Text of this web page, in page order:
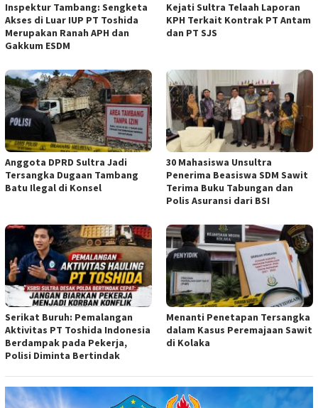
Inspektur Tambang: Sengketa
Akses di Luar IUP PT Toshida
Merupakan Ranah APH dan
Gakkum ESDM
Kejati Sultra Telaah Laporan
KPH Terkait Kontrak PT Antam
dan PT SJS
Anggota DPRD Sultra Jadi
Tersangka Dugaan Tambang
Batu Ilegal di Konsel
30 Mahasiswa Unsultra
Penerima Beasiswa SDM Sawit
Terima Buku Tabungan dan
Polis Asuransi dari BSI
Serikat Buruh: Pemalangan
Aktivitas PT Toshida Indonesia
Berdampak pada Pekerja,
Polisi Diminta Bertindak
Menanti Penetapan Tersangka
dalam Kasus Peremajaan Sawit
di Kolaka